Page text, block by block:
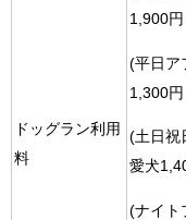
ドッグラン利用
料
1,900
(平日ア
1,300
(土日祝
愛犬
(ナイト